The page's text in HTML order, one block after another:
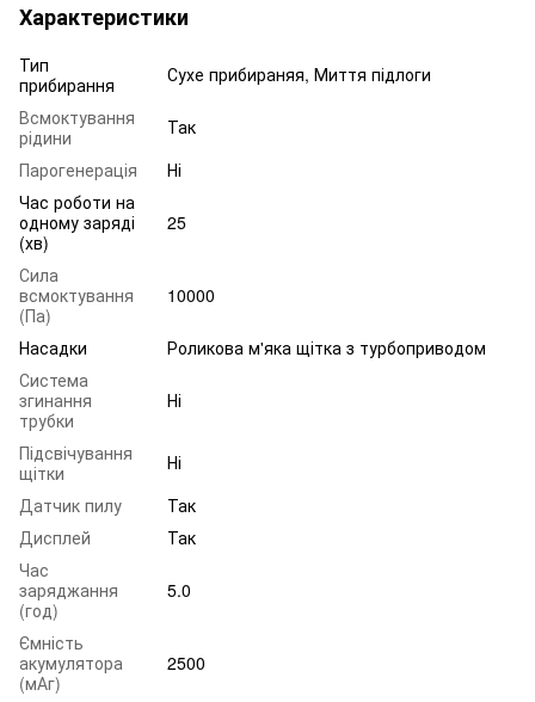
Характеристики
Тип
прибирання
Сухе прибираняя, Миття підлоги
Всмоктування
рідини
Так
Парогенерація
Ні
Час роботи на
одному заряді
(хв)
25
Сила
всмоктування
(Па)
10000
Насадки
Роликова м'яка щітка з турбоприводом
Система
згинання
трубки
Ні
Підсвічування
щітки
Ні
Датчик пилу
Так
Дисплей
Так
Час
заряджання
(год)
5.0
Ємність
акумулятора
(мАг)
2500